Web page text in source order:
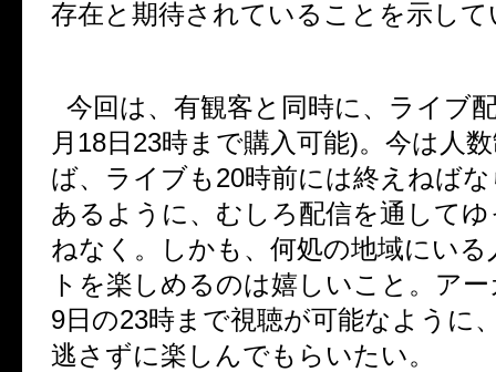
存在と期待されていることを示して
今回は、有観客と同時に、ライブ
月 18日 23時まで購入可能)。今は人
ば、ライブも20時前には終えねば
あるように、むしろ配信を通して
ねなく。しかも、何処の地域にい
トを楽しめるのは嬉しいこと。ア
9日の23時まで視聴が可能なように
逃さずに楽しんでもらいたい。